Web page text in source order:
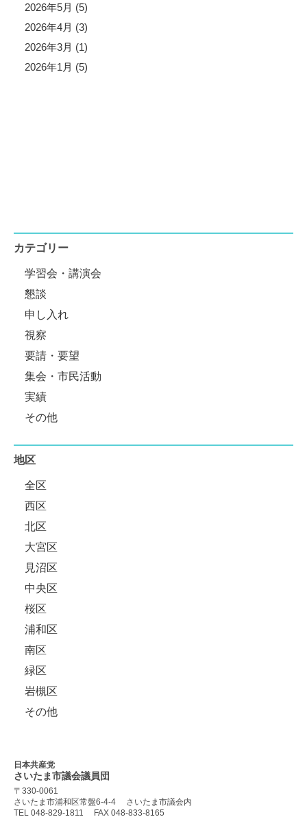
2026年5月 (5)
2026年4月 (3)
2026年3月 (1)
2026年1月 (5)
カテゴリー
学習会・講演会
懇談
申し入れ
視察
要請・要望
集会・市民活動
実績
その他
地区
全区
西区
北区
大宮区
見沼区
中央区
桜区
浦和区
南区
緑区
岩槻区
その他
日本共産党
さいたま市議会議員団
〒330-0061
さいたま市浦和区常盤6-4-4
さいたま市議会内
TEL 048-829-1811
FAX 048-833-8165